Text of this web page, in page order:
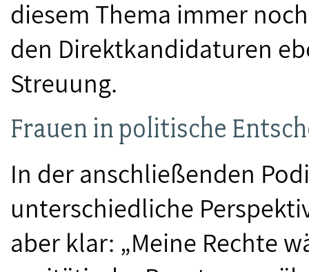
diesem Thema ­immer
den Direktkandidaturen
Streuung.
Frauen in politische
In der anschließenden
unterschiedliche
aber klar: „Meine Rechte